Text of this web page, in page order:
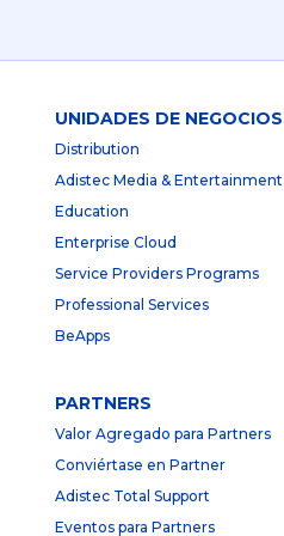
UNIDADES DE NEGOCIOS
Distribution
Adistec Media & Entertainment
Education
Enterprise Cloud
Service Providers Programs
Professional Services
BeApps
PARTNERS
Valor Agregado para Partners
Conviértase en Partner
Adistec Total Support
Eventos para Partners